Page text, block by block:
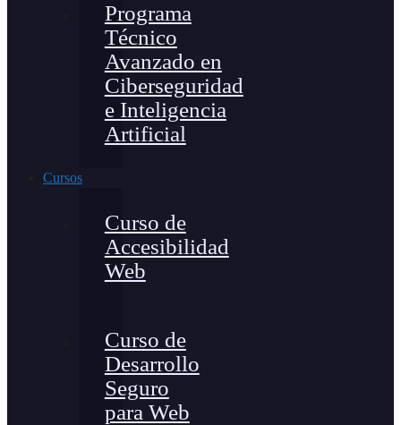
Programa
Técnico
Avanzado en
Ciberseguridad
e Inteligencia
Artificial
Cursos
Curso de
Accesibilidad
Web
Curso de
Desarrollo
Seguro
para Web